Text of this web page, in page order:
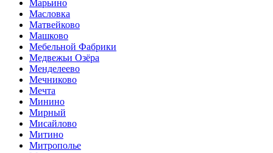
Марьино
Масловка
Матвейково
Машково
Мебельной Фабрики
Медвежьи Озёра
Менделеево
Мечниково
Мечта
Минино
Мирный
Мисайлово
Митино
Митрополье